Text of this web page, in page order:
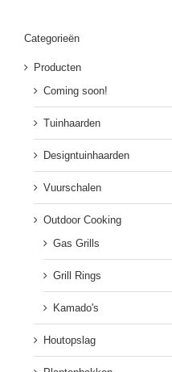
Categorieën
Producten
Coming soon!
Tuinhaarden
Designtuinhaarden
Vuurschalen
Outdoor Cooking
Gas Grills
Grill Rings
Kamado's
Houtopslag